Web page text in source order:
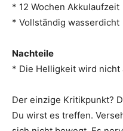
* 12 Wochen Akkulaufzeit
* Vollständig wasserdicht
Nachteile
* Die Helligkeit wird nicht
Der einzige Kritikpunkt?
Du wirst es treffen.